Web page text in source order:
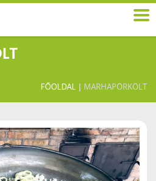
FŐOLDAL | MARHAPÖRKÖLT